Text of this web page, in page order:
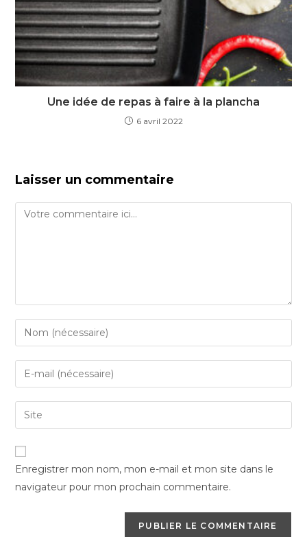
Une idée de repas à faire à la plancha
6 avril 2022
Laisser un commentaire
Comment
Enter
your
name
username
to
Enter
your
email
address
comment
Saisir
l’URL
de
votre
Enregistrer mon nom, mon e-mail et mon site dans le
navigateur pour mon prochain commentaire.